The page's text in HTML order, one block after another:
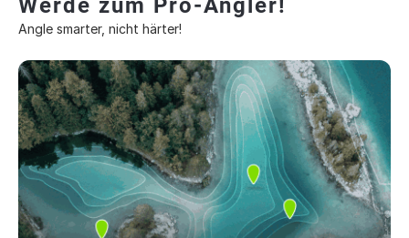
Werde zum Pro-Angler!
Angle smarter, nicht härter!